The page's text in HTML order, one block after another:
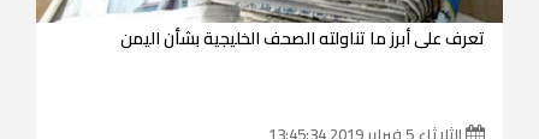
تعرف على أبرز ما تناولته الصحف الخليجية بشأن اليمن